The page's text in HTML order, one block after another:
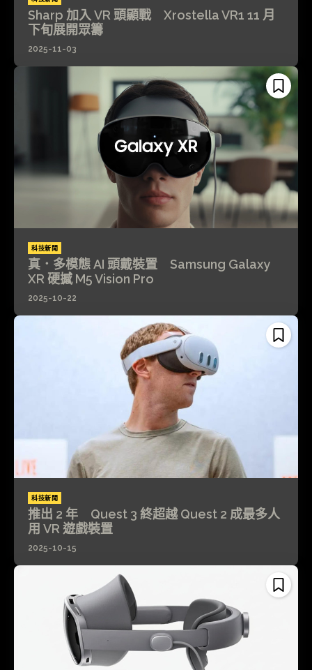
Sharp 加入 VR 頭顯戰 Xrostella VR1 11 月
下旬展開眾籌
2025-11-03
科技新聞
真．多模態 AI 頭戴裝置 Samsung Galaxy
XR 硬撼 M5 Vision Pro
2025-10-22
科技新聞
推出 2 年 Quest 3 終超越 Quest 2 成最多人
用 VR 遊戲裝置
2025-10-15